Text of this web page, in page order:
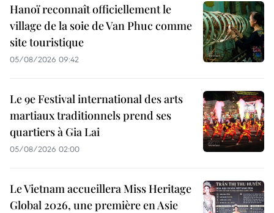
Hanoï reconnaît officiellement le
village de la soie de Van Phuc comme
site touristique
05/08/2026 09:42
Le 9e Festival international des arts
martiaux traditionnels prend ses
quartiers à Gia Lai
05/08/2026 02:00
Le Vietnam accueillera Miss Heritage
Global 2026, une première en Asie